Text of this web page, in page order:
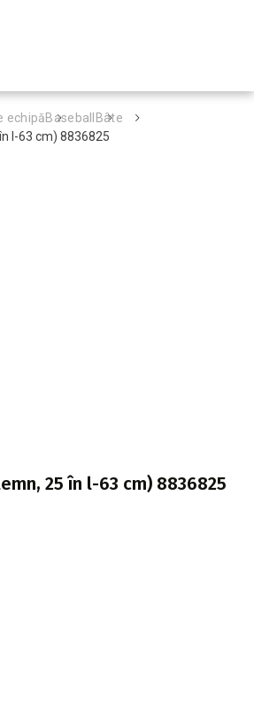
echipăBaseball
Bâte
l-63 cm) 8836825
25 în l-63 cm) 8836825